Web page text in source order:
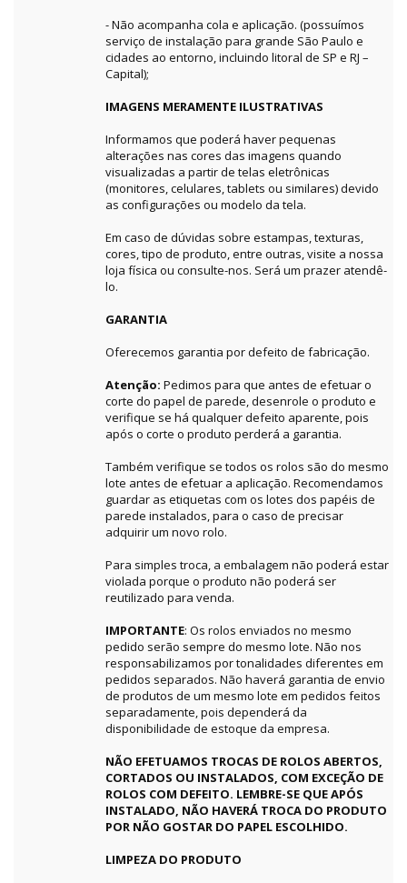
- Não acompanha cola e aplicação. (possuímos
serviço de instalação para grande São Paulo e
cidades ao entorno, incluindo litoral de SP e RJ –
Capital);
IMAGENS MERAMENTE ILUSTRATIVAS
Informamos que poderá haver pequenas
alterações nas cores das imagens quando
visualizadas a partir de telas eletrônicas
(monitores, celulares, tablets ou similares) devido
as configurações ou modelo da tela.
Em caso de dúvidas sobre estampas, texturas,
cores, tipo de produto, entre outras, visite a nossa
loja física ou consulte-nos. Será um prazer atendê-
lo.
GARANTIA
Oferecemos garantia por defeito de fabricação.
Atenção: Pedimos para que antes de efetuar o
corte do papel de parede, desenrole o produto e
verifique se há qualquer defeito aparente, pois
após o corte o produto perderá a garantia.
Também verifique se todos os rolos são do mesmo
lote antes de efetuar a aplicação. Recomendamos
guardar as etiquetas com os lotes dos papéis de
parede instalados, para o caso de precisar
adquirir um novo rolo.
Para simples troca, a embalagem não poderá estar
violada porque o produto não poderá ser
reutilizado para venda.
IMPORTANTE: Os rolos enviados no mesmo
pedido serão sempre do mesmo lote. Não nos
responsabilizamos por tonalidades diferentes em
pedidos separados. Não haverá garantia de envio
de produtos de um mesmo lote em pedidos feitos
separadamente, pois dependerá da
disponibilidade de estoque da empresa.
NÃO EFETUAMOS TROCAS DE ROLOS ABERTOS,
CORTADOS OU INSTALADOS, COM EXCEÇÃO DE
ROLOS COM DEFEITO. LEMBRE-SE QUE APÓS
INSTALADO, NÃO HAVERÁ TROCA DO PRODUTO
POR NÃO GOSTAR DO PAPEL ESCOLHIDO.
LIMPEZA DO PRODUTO